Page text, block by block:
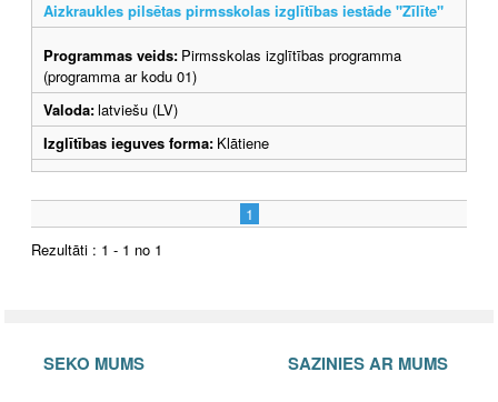
Aizkraukles pilsētas pirmsskolas izglītības iestāde "Zīlīte"
Programmas veids: Pirmsskolas izglītības programma
(programma ar kodu 01)
Valoda:latviešu (LV)
Izglītības ieguves forma: Klātiene
1
Rezultāti : 1 - 1 no 1
SEKO MUMS SAZINIES AR MUMS